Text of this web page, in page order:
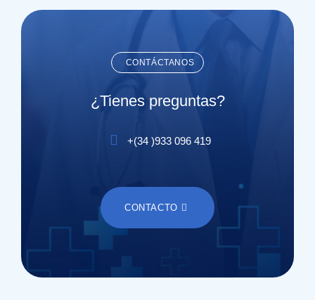
CONTÁCTANOS
¿Tienes preguntas?
+(34 )933 096 419
CONTACTO